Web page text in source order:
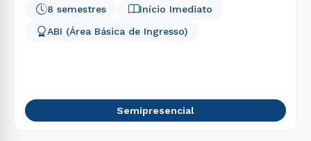
8 semestres
Início Imediato
ABI (Área Básica de Ingresso)
Semipresencial